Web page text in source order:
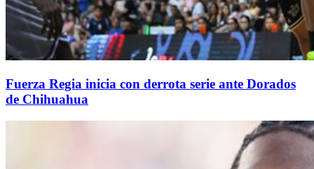
Fuerza Regia inicia con derrota serie ante Dorados
de Chihuahua